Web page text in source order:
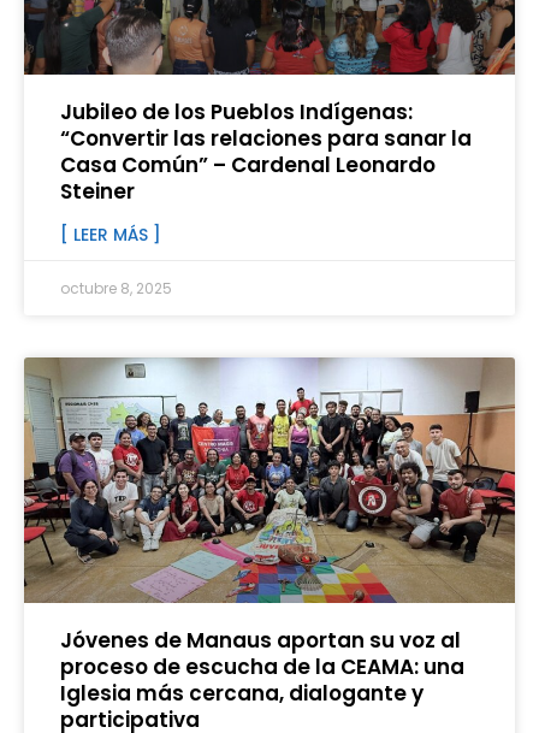
Jubileo de los Pueblos Indígenas:
“Convertir las relaciones para sanar la
Casa Común” – Cardenal Leonardo
Steiner
[ LEER MÁS ]
octubre 8, 2025
Jóvenes de Manaus aportan su voz al
proceso de escucha de la CEAMA: una
Iglesia más cercana, dialogante y
participativa